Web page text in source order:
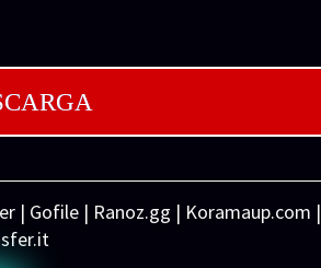
| Gofile | Ranoz.gg | Koramaup.com |